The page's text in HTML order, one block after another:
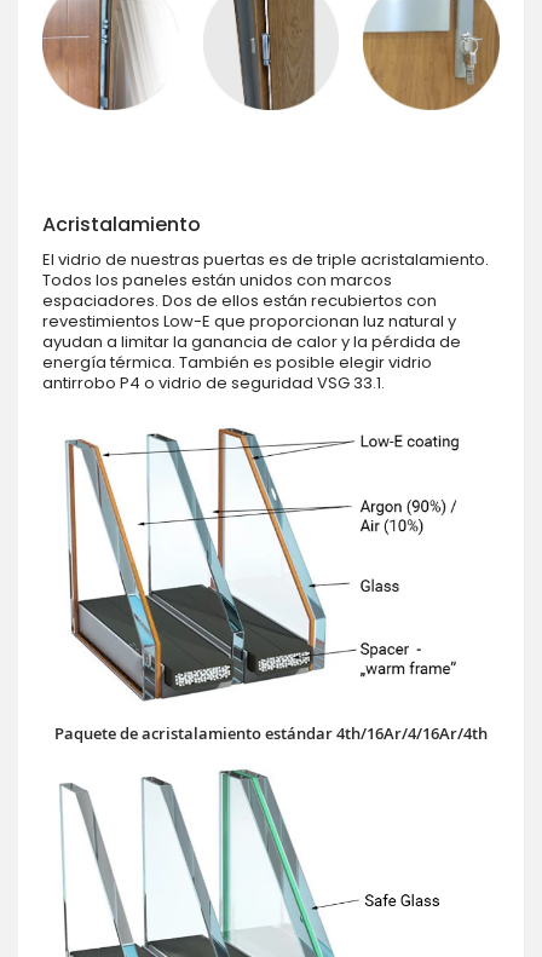
Acristalamiento
El vidrio de nuestras puertas es de triple acristalamiento.
Todos los paneles están unidos con marcos
espaciadores. Dos de ellos están recubiertos con
revestimientos Low-E que proporcionan luz natural y
ayudan a limitar la ganancia de calor y la pérdida de
energía térmica. También es posible elegir vidrio
antirrobo P4 o vidrio de seguridad VSG 33.1.
Paquete de acristalamiento estándar 4th/16Ar/4/16Ar/4th